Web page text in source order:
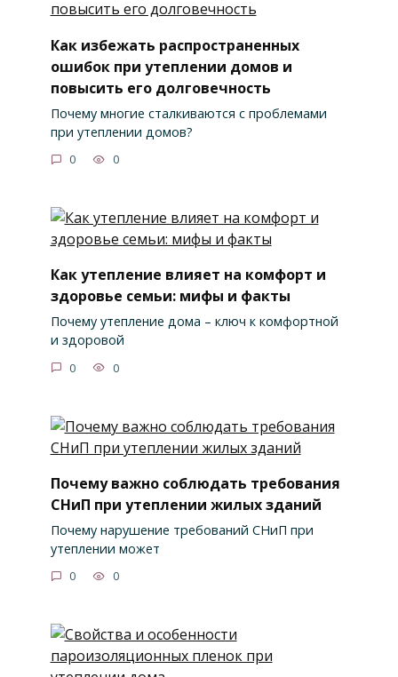
Как избежать распространенных
ошибок при утеплении домов и
повысить его долговечность
Почему многие сталкиваются с проблемами
при утеплении домов?
0 0
Как утепление влияет на комфорт и
здоровье семьи: мифы и факты
Почему утепление дома – ключ к комфортной
и здоровой
0 0
Почему важно соблюдать требования
СНиП при утеплении жилых зданий
Почему нарушение требований СНиП при
утеплении может
0 0